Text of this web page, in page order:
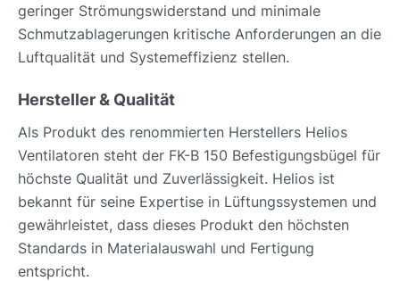
geringer Strömungswiderstand und minimale
Schmutzablagerungen kritische Anforderungen an die
Luftqualität und Systemeffizienz stellen.
Hersteller & Qualität
Als Produkt des renommierten Herstellers Helios
Ventilatoren steht der FK-B 150 Befestigungsbügel für
höchste Qualität und Zuverlässigkeit. Helios ist
bekannt für seine Expertise in Lüftungssystemen und
gewährleistet, dass dieses Produkt den höchsten
Standards in Materialauswahl und Fertigung
entspricht.